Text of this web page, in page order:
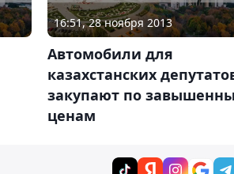
16:51, 28 ноября 2013
Автомобили для
казахстанских
закупают по
ценам